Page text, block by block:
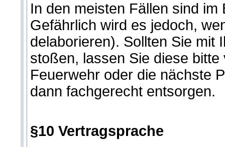
In den meisten Fällen sind
Gefährlich wird es jedoch,
delaborieren). Sollten Sie mit
stoßen, lassen Sie diese
Feuerwehr oder die nächste
dann fachgerecht entsorgen.
§10 Vertragsprache